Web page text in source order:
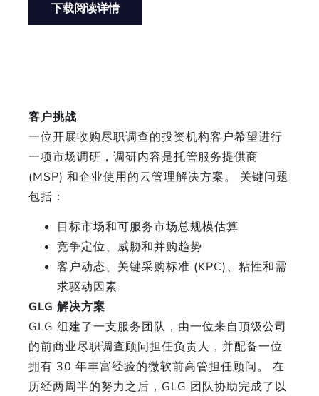
下载阅读详情
客户挑战
一位开展收购尽职调查的投资机构客户希望进行
一项市场调研，调研内容是托管服务提供商
(MSP) 和企业使用的云管理解决方案。 关键问题
包括：
目标市场和可服务市场总规模估算
竞争定位、威胁和并购趋势
客户动态、关键采购标准 (KPC)、粘性和需
求驱动因素
GLG 解决方案
GLG 组建了一支服务团队，由一位来自顶级公司
的前商业尽职调查顾问担任负责人，并配备一位
拥有 30 年丰富经验的微软前高管担任顾问。 在
历经两周半的努力之后，GLG 团队协助完成了以